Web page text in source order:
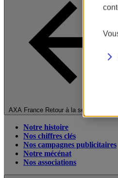
AXA France Retour à la section
Notre histoire
Nos chiffres clés
Nos campagnes publicitaires
Notre mécénat
Nos associations